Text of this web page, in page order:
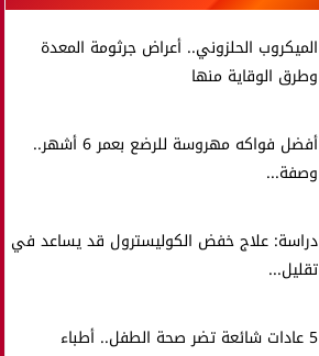
الميكروب الحلزوني.. أعراض جرثومة المعدة
وطرق الوقاية منها
أفضل فواكه مهروسة للرضع بعمر 6 أشهر..
وصفة...
دراسة: علاج خفض الكوليسترول قد يساعد في
تقليل...
5 عادات شائعة تضر صحة الطفل.. أطباء